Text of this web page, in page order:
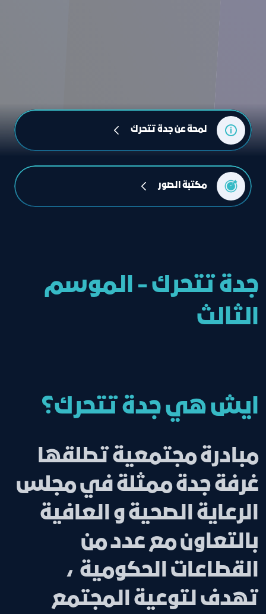
لمحة عن جدة تتحرك
مكتبة الصور
جدة تتحرك - الموسم
الثالث
ايش هي جدة تتحرك؟
مبادرة مجتمعية تطلقها
غرفة جدة ممثلة في مجلس
الرعاية الصحية و العافية
بالتعاون مع عدد من
القطاعات الحكومية ،
تهدف لتوعية المجتمع